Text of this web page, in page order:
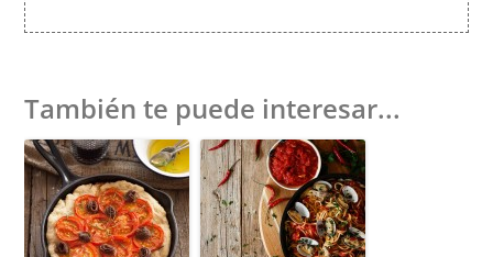
También te puede interesar...